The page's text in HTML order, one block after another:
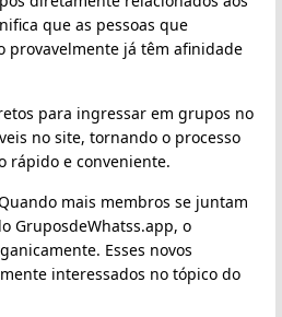
que as pessoas que
provavelmente já têm afinidade
para ingressar em grupos no
no site, tornando o processo
rápido e conveniente.
mais membros se juntam
GruposdeWhatss.app, o
Esses novos
interessados no tópico do